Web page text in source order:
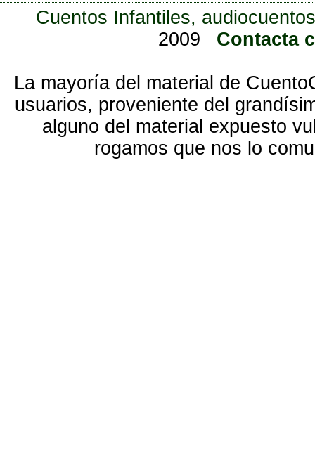
Cuentos Infantiles,
2009
Contacta
La mayoría del material de
usuarios, proveniente del
alguno del material expuesto
rogamos que nos lo